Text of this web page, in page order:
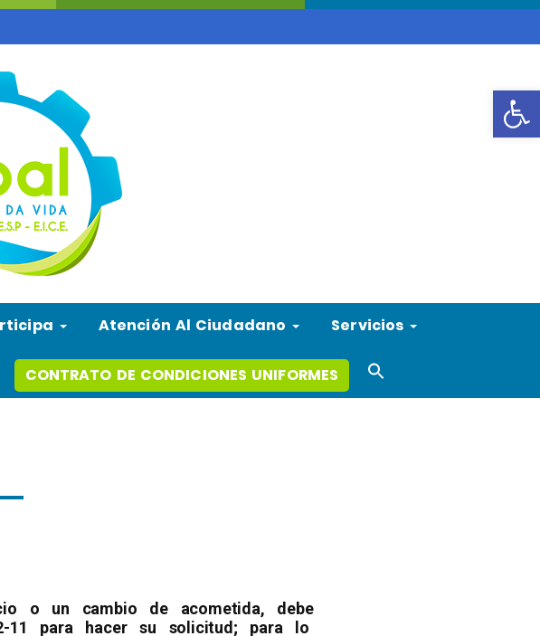
Atención Al Ciudadano Servicios
CONTRATO DE CONDICIONES UNIFORMES
o un cambio de acometida, debe
11 para hacer su solicitud; para lo